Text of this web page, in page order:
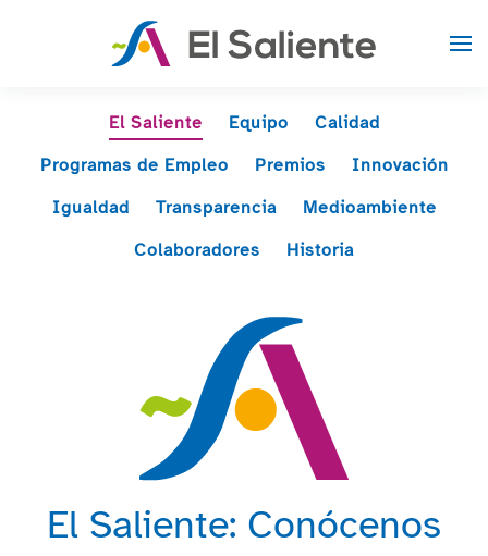
Skip to main content
El Saliente Equipo
Calidad
Programas de Empleo
Premios
Innovación
Igualdad
Transparencia
Medioambiente
Colaboradores
Historia
El Saliente: Conócenos